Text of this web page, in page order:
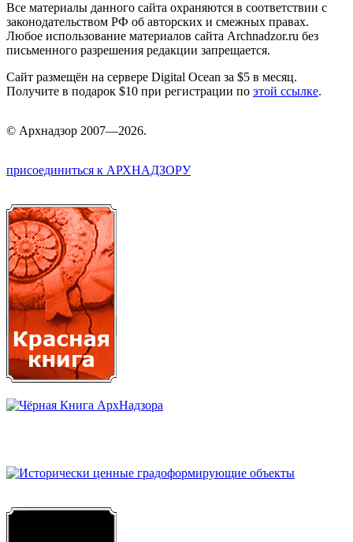
Все материалы данного сайта охраняются в соответствии с
законодательством РФ об авторских и смежных правах.
Любое использование материалов сайта Archnadzor.ru без
письменного разрешения редакции запрещается.
Сайт размещён на сервере Digital Ocean за $5 в месяц.
Получите в подарок $10 при регистрации по этой ссылке.
© Архнадзор 2007—2026.
присоединиться к АРХНАДЗОРУ